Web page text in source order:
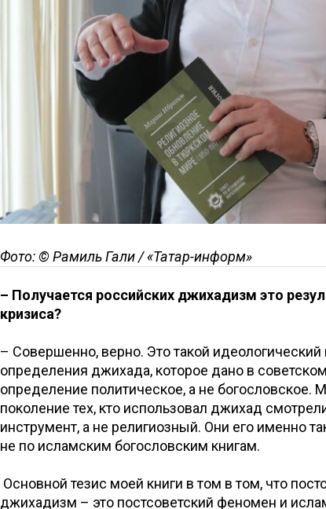
Фото: © Рамиль Гали / «Татар-информ»
– Получается российских джихадизм это
кризиса?
– Совершенно, верно. Это такой идеологический
определения джихада, которое дано в
определение политическое, а не богословское.
поколение тех, кто использовал джихад
инструмент, а не религиозный. Они его именно
не по исламским богословским книгам.
Основной тезис моей книги в том в том, что
джихадизм – это постсоветский феномен и